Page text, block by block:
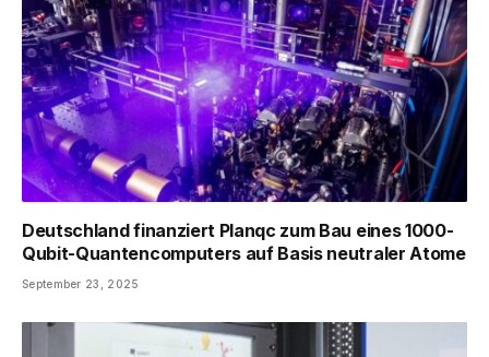
Deutschland finanziert Planqc zum Bau eines 1000-
Qubit-Quantencomputers auf Basis neutraler Atome
September 23, 2025